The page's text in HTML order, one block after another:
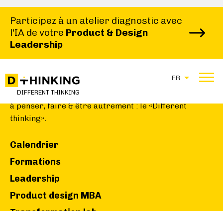
Participez à un atelier diagnostic avec
l'IA de votre Product & Design
Leadership
DIFFERENT THINKING
FR
Nous aidons les individus, les équipes et les
organisations
à penser, faire & être autrement : le «Different
thinking».
Calendrier
Formations
Leadership
Product design MBA